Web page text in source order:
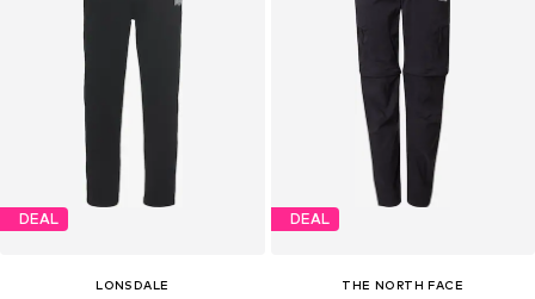
DEAL
LONSDALE
DEAL
THE NORTH FACE